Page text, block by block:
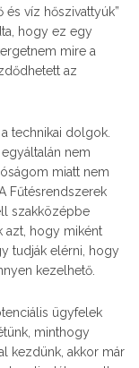
víz hőszivattyúk”
hogy ez egy
mire a
az
technikai dolgok.
nem
miatt nem
Fűtésrendszerek
szakközépbe
azt, hogy miként
tudják elérni, hogy
kezelhető.
ügyfelek
minthogy
kezdünk, akkor már